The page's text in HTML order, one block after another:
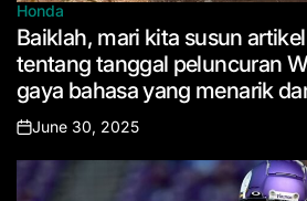
Posted
in
Honda
Baiklah, mari kita susun
tentang tanggal peluncuran
gaya bahasa yang menarik
dipahami.
Posted
on
June 30, 2025